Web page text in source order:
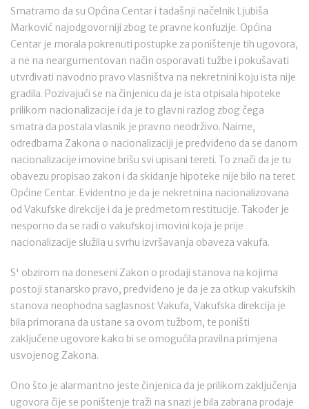
Smatramo da su Općina Centar i tadašnji načelnik Ljubiša
Marković najodgovorniji zbog te pravne konfuzije. Općina
Centar je morala pokrenuti postupke za poništenje tih ugovora,
a ne na neargumentovan način osporavati tužbe i pokušavati
utvrđivati navodno pravo vlasništva na nekretnini koju ista nije
gradila. Pozivajući se na činjenicu da je ista otpisala hipoteke
prilikom nacionalizacije i da je to glavni razlog zbog čega
smatra da postala vlasnik je pravno neodrživo. Naime,
odredbama Zakona o nacionalizaciji je predviđeno da se danom
nacionalizacije imovine brišu svi upisani tereti. To znači da je tu
obavezu propisao zakon i da skidanje hipoteke nije bilo na teret
Općine Centar. Evidentno je da je nekretnina nacionalizovana
od Vakufske direkcije i da je predmetom restitucije. Također je
nesporno da se radi o vakufskoj imovini koja je prije
nacionalizacije služila u svrhu izvršavanja obaveza vakufa.
S' obzirom na doneseni Zakon o prodaji stanova na kojima
postoji stanarsko pravo, predviđeno je da je za otkup vakufskih
stanova neophodna saglasnost Vakufa, Vakufska direkcija je
bila primorana da ustane sa ovom tužbom, te poništi
zaključene ugovore kako bi se omogućila pravilna primjena
usvojenog Zakona.
Ono što je alarmantno jeste činjenica da je prilikom zaključenja
ugovora čije se poništenje traži na snazi je bila zabrana prodaje